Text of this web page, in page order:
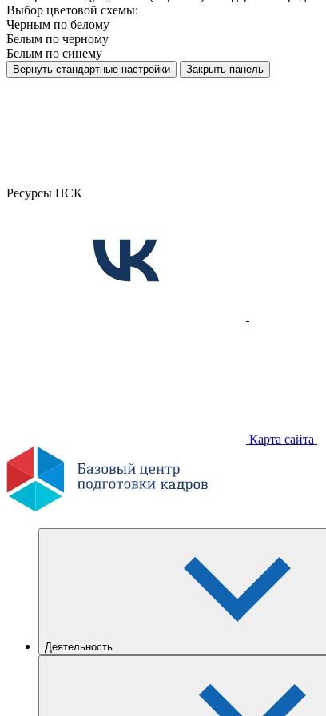
Выбор цветовой схемы:
Черным по белому
Белым по черному
Белым по синему
Вернуть стандартные настройки Закрыть панель
Ресурсы НСК
Карта сайта
Деятельность